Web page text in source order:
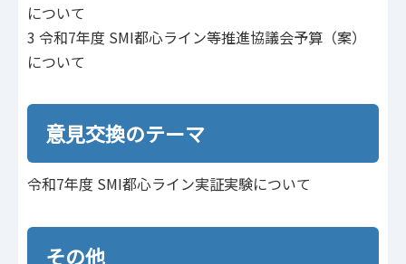
について
3 令和7年度 SMI都心ライン等推進協議会予算（案）
について
意見交換のテーマ
令和7年度 SMI都心ライン実証実験について
その他